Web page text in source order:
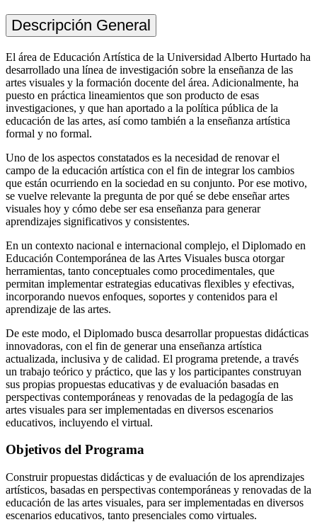
Descripción General
El área de Educación Artística de la Universidad Alberto Hurtado ha
desarrollado una línea de investigación sobre la enseñanza de las
artes visuales y la formación docente del área. Adicionalmente, ha
puesto en práctica lineamientos que son producto de esas
investigaciones, y que han aportado a la política pública de la
educación de las artes, así como también a la enseñanza artística
formal y no formal.
Uno de los aspectos constatados es la necesidad de renovar el
campo de la educación artística con el fin de integrar los cambios
que están ocurriendo en la sociedad en su conjunto. Por ese motivo,
se vuelve relevante la pregunta de por qué se debe enseñar artes
visuales hoy y cómo debe ser esa enseñanza para generar
aprendizajes significativos y consistentes.
En un contexto nacional e internacional complejo, el Diplomado en
Educación Contemporánea de las Artes Visuales busca otorgar
herramientas, tanto conceptuales como procedimentales, que
permitan implementar estrategias educativas flexibles y efectivas,
incorporando nuevos enfoques, soportes y contenidos para el
aprendizaje de las artes.
De este modo, el Diplomado busca desarrollar propuestas didácticas
innovadoras, con el fin de generar una enseñanza artística
actualizada, inclusiva y de calidad. El programa pretende, a través
un trabajo teórico y práctico, que las y los participantes construyan
sus propias propuestas educativas y de evaluación basadas en
perspectivas contemporáneas y renovadas de la pedagogía de las
artes visuales para ser implementadas en diversos escenarios
educativos, incluyendo el virtual.
Objetivos del Programa
Construir propuestas didácticas y de evaluación de los aprendizajes
artísticos, basadas en perspectivas contemporáneas y renovadas de la
educación de las artes visuales, para ser implementadas en diversos
escenarios educativos, tanto presenciales como virtuales.